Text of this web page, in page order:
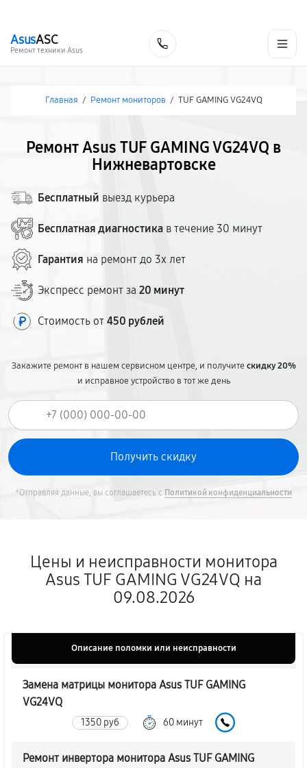
AsusASC
Ремонт техники Asus
Главная / Ремонт мониторов / TUF GAMING VG24VQ
Ремонт Asus TUF GAMING VG24VQ в
Нижневартовске
Бесплатный выезд курьера
Бесплатная диагностика в течение 30 минут
Гарантия на ремонт до 3х лет
Экспресс ремонт за 20 минут
Стоимость от 450 рублей
Закажите ремонт в нашем сервисном центре, и получитескидку 20%
и исправное устройство в тот же день
*Отправляя данные, вы соглашаетесь с Политикой конфиденциальности
Цены и неисправности монитора
Asus TUF GAMING VG24VQ на
09.08.2026
Описание поломки или неисправности
Замена матрицы монитора Asus TUF GAMING
VG24VQ
1350 руб 60 минут
Ремонт инвертора монитора Asus TUF GAMING